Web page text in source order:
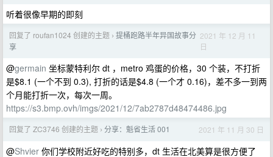
听着很像早期的即刻
回复了 roufan1024 创建的主题 › 提桶跑路半年异国故事分
享
2021 年 12 月 11
日
@germain 坐标蒙特利尔 dt ，metro 鸡蛋的价格，30 个装，不打折
是$8.1 (一个不到 0.3), 打折的话是$4.8 (一个才 0.16)，差不多一到两
个月能打折一次，每次一周。
https://s3.bmp.ovh/imgs/2021/12/7ab2787d48474486.jpg
回复了 ZC3746 创建的主题 › 分享：魁省生活 001 2021 年 11 月 30 日
@Shvier 你们学校附近好吃的特别多，dt 生活在北美算是很方便了